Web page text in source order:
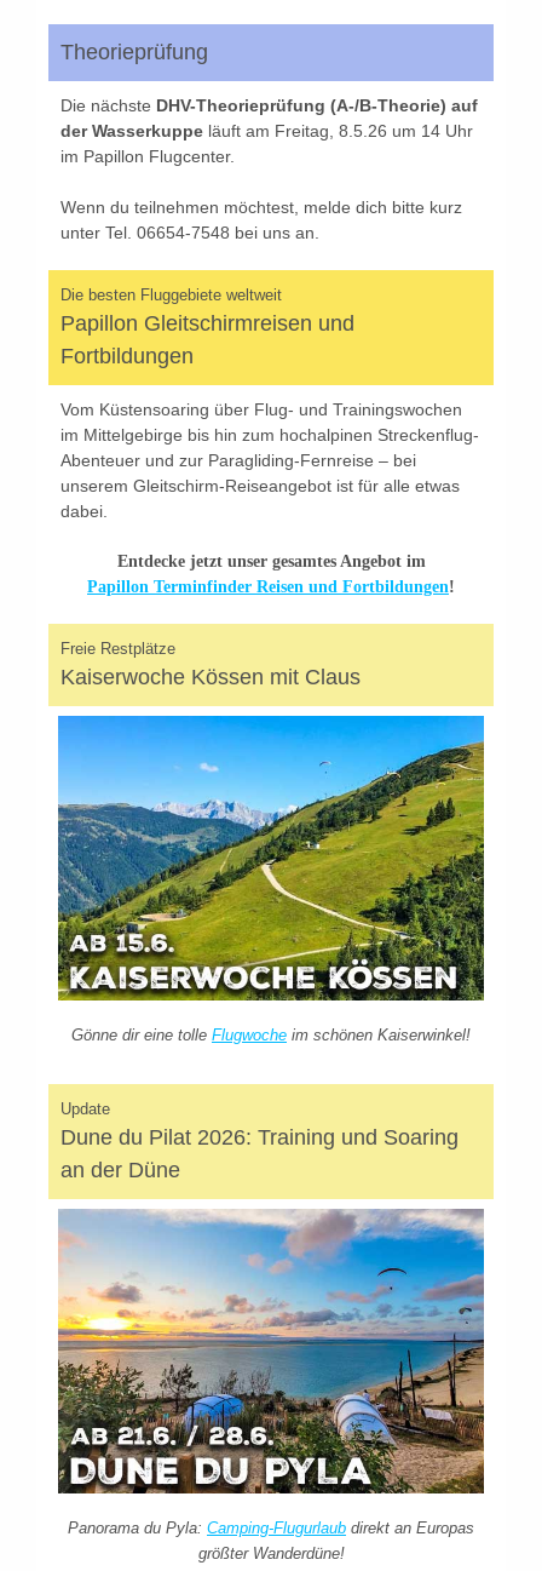
Theorieprüfung
Die nächste DHV-Theorieprüfung (A-/B-Theorie) auf
der Wasserkuppe läuft am Freitag, 8.5.26 um 14 Uhr
im Papillon Flugcenter.
Wenn du teilnehmen möchtest, melde dich bitte kurz
unter Tel. 06654-7548 bei uns an.
Die besten Fluggebiete weltweit
Papillon Gleitschirmreisen und
Fortbildungen
Vom Küstensoaring über Flug- und Trainingswochen
im Mittelgebirge bis hin zum hochalpinen Streckenflug-
Abenteuer und zur Paragliding-Fernreise – bei
unserem Gleitschirm-Reiseangebot ist für alle etwas
dabei.
Entdecke jetzt unser gesamtes Angebot im
Papillon Terminfinder Reisen und Fortbildungen!
Freie Restplätze
Kaiserwoche Kössen mit Claus
Gönne dir eine tolle Flugwoche im schönen Kaiserwinkel!
Update
Dune du Pilat 2026: Training und Soaring
an der Düne
Panorama du Pyla: Camping-Flugurlaub direkt an Europas
größter Wanderdüne!